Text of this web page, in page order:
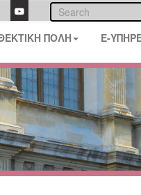
ΠΟΛΗ E-